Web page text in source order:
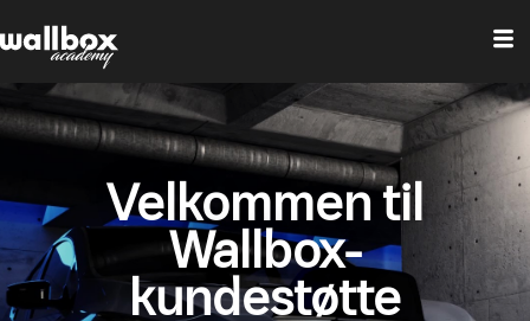
Velkommen til
Wallbox-
kundestøtte